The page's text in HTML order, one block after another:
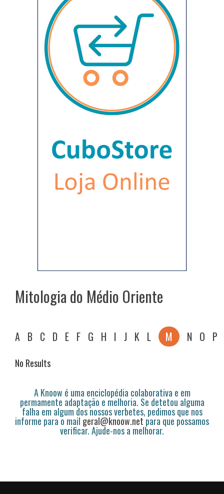
Mitologia do Médio Oriente
A B C D E F G H I J K L M N O P
No Results
A Knoow é uma enciclopédia colaborativa e em
permamente adaptação e melhoria. Se detetou alguma
falha em algum dos nossos verbetes, pedimos que nos
informe para o mail geral@knoow.netpara que possamos
verificar. Ajude-nos a melhorar.